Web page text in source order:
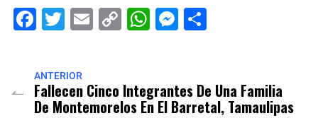
Facebook
Twitter
EmailCopyWhatsApp
Messenger
ANTERIOR
Fallecen Cinco Integrantes De Una Familia
De Montemorelos En El Barretal, Tamaulipas